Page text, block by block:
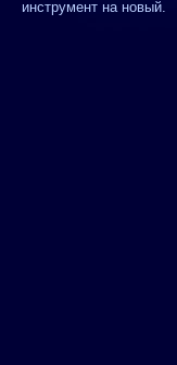
инструмент на новый.